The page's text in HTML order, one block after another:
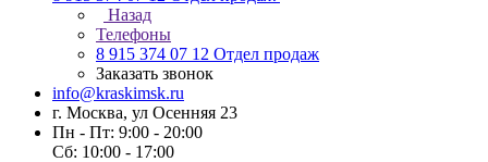
Назад
Телефоны
8 915 374 07 12 Отдел продаж
Заказать звонок
info@kraskimsk.ru
г. Москва, ул Осенняя 23
Пн - Пт: 9:00 - 20:00
Сб: 10:00 - 17:00